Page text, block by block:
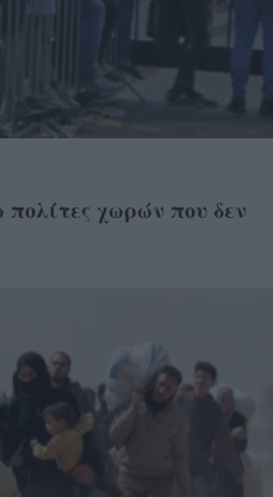
χωρών που δεν